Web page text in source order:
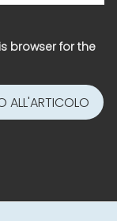
browser for the